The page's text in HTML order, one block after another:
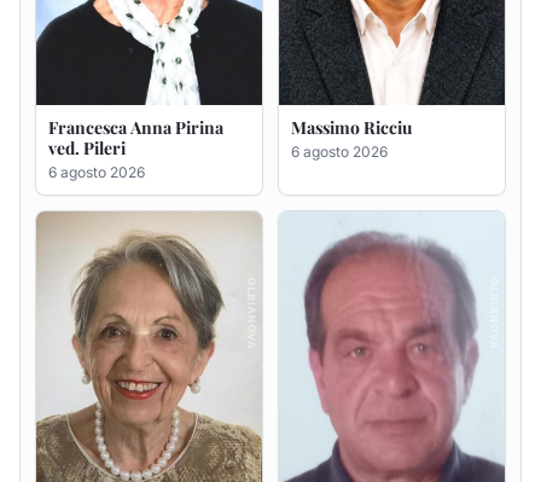
Francesca Anna Pirina
ved. Pileri
6 agosto 2026
Massimo Ricciu
6 agosto 2026